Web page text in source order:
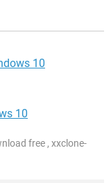
10
10
free , xxclone-